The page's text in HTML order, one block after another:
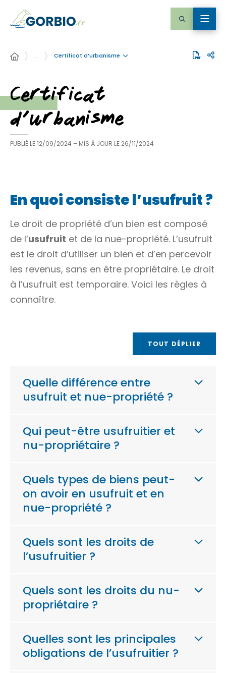
… Certificat d’urbanisme
Certificat
d’urbanisme
PUBLIÉ LE12/09/2024 – MIS À JOUR LE 26/11/2024
En quoi consiste l’usufruit ?
Le droit de propriété d’un bien est composé
de l’usufruit et de la nue-propriété. L’usufruit
est le droit d’utiliser un bien et d’en percevoir
les revenus, sans en être propriétaire. Le droit
à l’usufruit est temporaire. Voici les règles à
connaître.
TOUT DÉPLIER
Quelle différence entre
usufruit et nue-propriété ?
Qui peut-être usufruitier et
nu-propriétaire ?
Quels types de biens peut-
on avoir en usufruit et en
nue-propriété ?
Quels sont les droits de
l’usufruitier ?
Quels sont les droits du nu-
propriétaire ?
Quelles sont les principales
obligations de l’usufruitier ?